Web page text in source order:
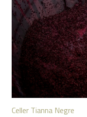
Celler Tianna Negre